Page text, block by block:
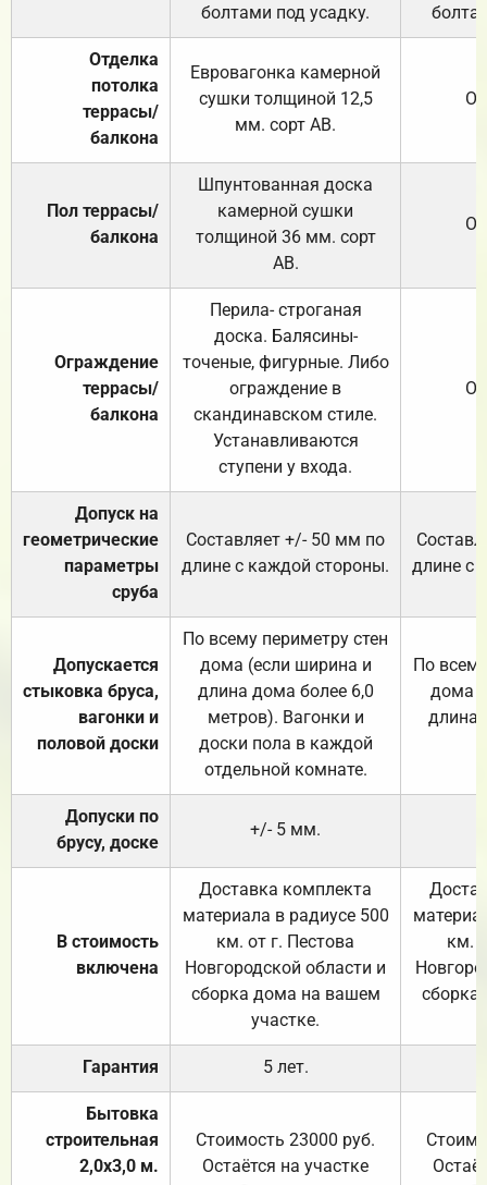
болтами под усадку.
Отделка
потолка
террасы/
балкона
Евровагонка камерной
сушки толщиной 12,5
мм. сорт АВ.
Пол террасы/
балкона
Шпунтованная доска
камерной сушки
толщиной 36 мм. сорт
АВ.
Ограждение
террасы/
балкона
Перила- строганая
доска. Балясины-
точеные, фигурные. Либо
ограждение в
скандинавском стиле.
Устанавливаются
ступени у входа.
Допуск на
геометрические
параметры
сруба
Составляет +/- 50 мм по
длине с каждой стороны.
длине с
Допускается
стыковка бруса,
вагонки и
половой доски
По всему периметру стен
дома (если ширина и
длина дома более 6,0
метров). Вагонки и
доски пола в каждой
отдельной комнате.
По
дома
длина
Допуски по
брусу, доске
+/- 5 мм.
В стоимость
включена
Доставка комплекта
материала в радиусе 500
км. от г. Пестова
Новгородской области и
сборка дома на вашем
участке.
км.
Гарантия 5 лет.
Бытовка
строительная
2,0х3,0 м.
Стоимость 23000 руб.
Остаётся на участке